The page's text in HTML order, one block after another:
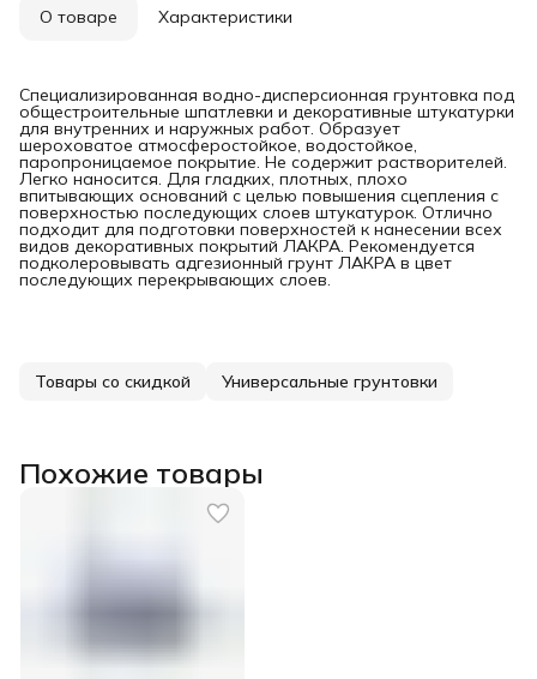
О товаре Характеристики
Специализированная водно-дисперсионная грунтовка под
общестроительные шпатлевки и декоративные штукатурки
для внутренних и наружных работ. Образует
шероховатое атмосферостойкое, водостойкое,
паропроницаемое покрытие. Не содержит растворителей.
Легко наносится. Для гладких, плотных, плохо
впитывающих оснований с целью повышения сцепления с
поверхностью последующих слоев штукатурок. Отлично
подходит для подготовки поверхностей к нанесении всех
видов декоративных покрытий ЛАКРА. Рекомендуется
подколеровывать адгезионный грунт ЛАКРА в цвет
последующих перекрывающих слоев.
Товары со скидкой Универсальные грунтовки
Похожие товары